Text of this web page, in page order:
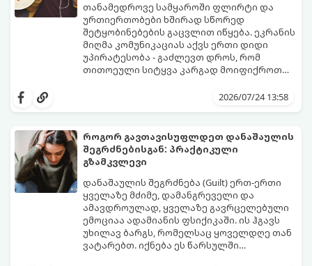
თანამედროვე სამყაროში ფლირტი და
ურთიერთობები ხშირად სწორედ
შეტყობინებების გაცვლით იწყება. ეკრანის
მიღმა კომუნიკაციას აქვს ერთი დიდი
უპირატესობა - გაძლევთ დროს, რომ
თითოეული სიტყვა კარგად მოიფიქროთ
მოაცილოს და მოუთმენლად ელოდოს
წესი:
2026/07/24 13:58
როგორ გავთავისუფლდეთ დანაშაულის
შეგრძნებისგან: პრაქტიკული
გზამკვლევი
დანაშაულის შეგრძნება (Guilt) ერთ-ერთი
ყველაზე მძიმე, დამანგრეველი და
ამავდროულად, ყველაზე გავრცელებული
ემოციაა ადამიანის ფსიქიკაში. ის ჰგავს
უხილავ ბარგს, რომელსაც ყოველდღე თან
ვატარებთ. იქნება ეს წარსულში